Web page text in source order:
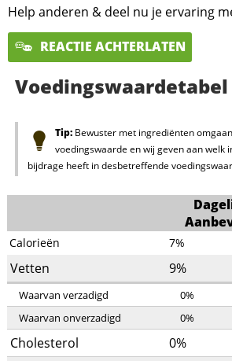
Help anderen & deel nu je ervaring
REACTIE ACHTERLATEN
Voedingswaardetabel
Tip:Bewuster met ingrediënten
voedingswaarde en wij geven aan welk
bijdrage heeft in desbetreffende
Calorieën 7%
Vetten 9%
Waarvan verzadigd 0%
Waarvan onverzadigd
0%
Cholesterol 0%